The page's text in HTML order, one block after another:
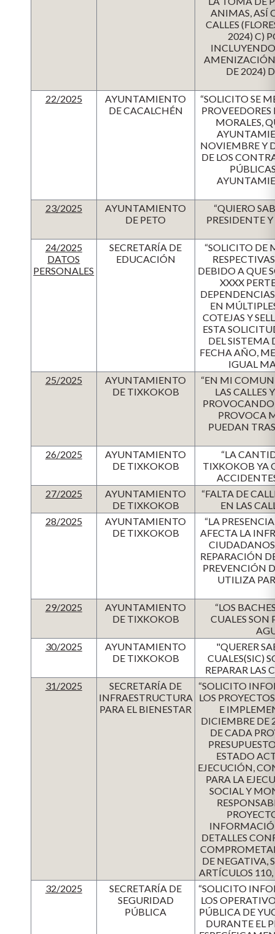
ANIMAS, ASÍ
CALLES
2024) C)
DE 2024)
22/2025
AYUNTAMIENTO
DE CACALCHÉN
“SOLICITO SE
PROVEEDORES
MORALES,
NOVIEMBRE Y
DE LOS
23/2025
AYUNTAMIENTO
DE PETO
“QUIERO
PRESIDENTE
24/2025
DATOS
PERSONALES
SECRETARÍA DE
EDUCACIÓN
“SOLICITO DE
DEBIDO A QUE
XXXX
EN
COTEJAS Y
ESTA
DEL SISTEMA
FECHA AÑO,
IGUAL
25/2025
AYUNTAMIENTO
DE TIXKOKOB
“EN MI
LAS CALLES
PROVOCA
PUEDAN
26/2025
AYUNTAMIENTO
DE TIXKOKOB
“LA
TIXKOKOB YA
27/2025
AYUNTAMIENTO
DE TIXKOKOB
“FALTA DE
EN LAS
28/2025
AYUNTAMIENTO
DE TIXKOKOB
“LA
AFECTA LA
CIUDADANOS
REPARACIÓN
PREVENCIÓN
UTILIZA
29/2025
AYUNTAMIENTO
DE TIXKOKOB
“LOS
CUALES SON
30/2025
AYUNTAMIENTO
DE TIXKOKOB
"QUERER
CUALES(SIC)
REPARAR LAS
31/2025
SECRETARÍA DE
INFRAESTRUCTURA
PARA EL BIENESTAR
“SOLICITO
LOS
E
DICIEMBRE DE
DE CADA
ESTADO
EJECUCIÓN,
PARA LA
SOCIAL Y
DETALLES
DE NEGATIVA,
ARTÍCULOS 110,
32/2025
SECRETARÍA DE
SEGURIDAD
PÚBLICA
“SOLICITO
LOS
PÚBLICA DE
DURANTE EL